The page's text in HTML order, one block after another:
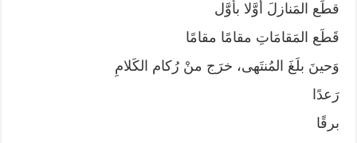
قطَع المَنازلَ أوَّلا بأوَّل
قَطَع المَقامَاتِ مقامًا مقامًا
وَحينَ بلَغَ المُنتَهى، خرَج منْ رُكام الكَلامِ
رَعدًا
برقًا